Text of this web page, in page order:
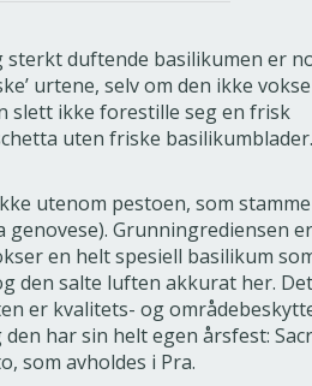
sterkt duftende basilikumen er
urtene, selv om den ikke
slett ikke forestille seg en frisk
uten friske basilikumblader.
utenom pestoen, som
Grunningrediensen er
en helt spesiell basilikum
den salte luften akkurat her. Det
er kvalitets- og
har sin helt egen årsfest:
som avholdes i Pra.